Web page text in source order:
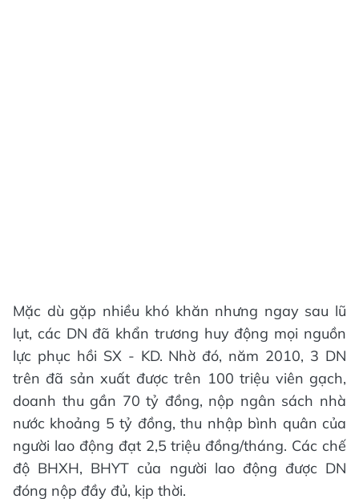
Mặc dù gặp nhiều khó khăn nhưng ngay sau lũ
lụt, các DN đã khẩn trương huy động mọi nguồn
lực phục hồi SX - KD. Nhờ đó, năm 2010, 3 DN
trên đã sản xuất được trên 100 triệu viên gạch,
doanh thu gần 70 tỷ đồng, nộp ngân sách nhà
nước khoảng 5 tỷ đồng, thu nhập bình quân của
người lao động đạt 2,5 triệu đồng/tháng. Các chế
độ BHXH, BHYT của người lao động được DN
đóng nộp đầy đủ, kịp thời.